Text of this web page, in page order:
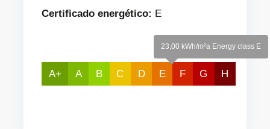
Certificado energético: E
A+ A B C D
23,00 kWh/m²a Energy class E
E F G H